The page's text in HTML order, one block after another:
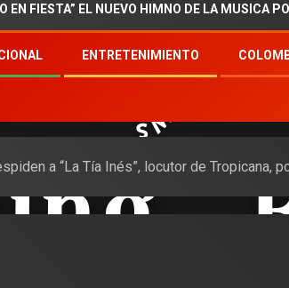
EL NUEVO HIMNO DE LA MUSICA POPULAR
ENTRETENIMIENTO
a “La Tía Inés”, locutor de Tropicana,